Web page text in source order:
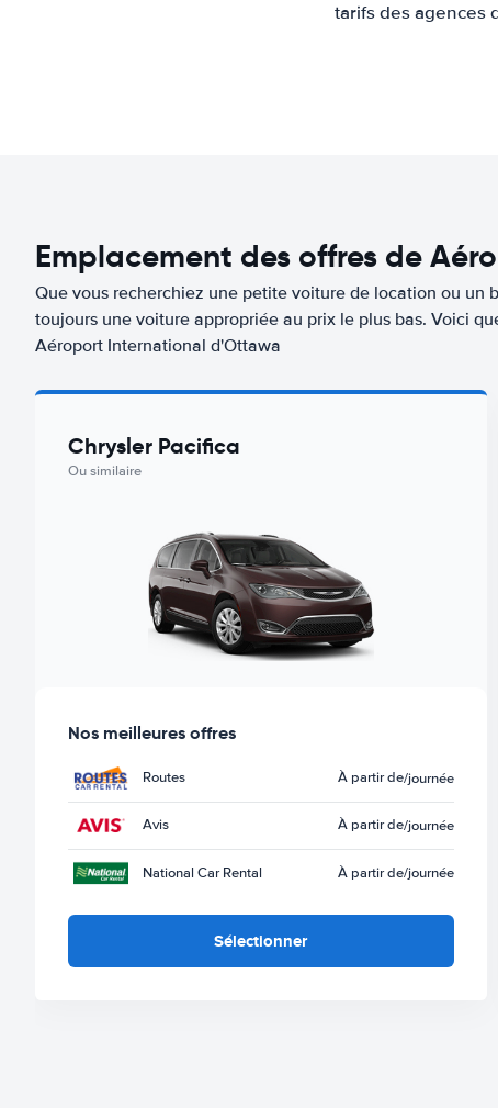
tarifs des agences
Emplacement des offres de
Que vous recherchiez une petite voiture de location ou un
toujours une voiture appropriée au prix le plus bas. Voici
Aéroport International d'Ottawa
Chrysler Pacifica
Ou similaire
Nos meilleures offres
Routes À partir de/journée
Avis À partir de/journée
National Car Rental À partir de/journée
Sélectionner